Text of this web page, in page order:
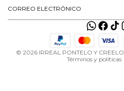
CORREO ELECTRÓNICO
© 2026 IRREAL PONTELO Y CREELO
Términos y políticas
Información de contacto